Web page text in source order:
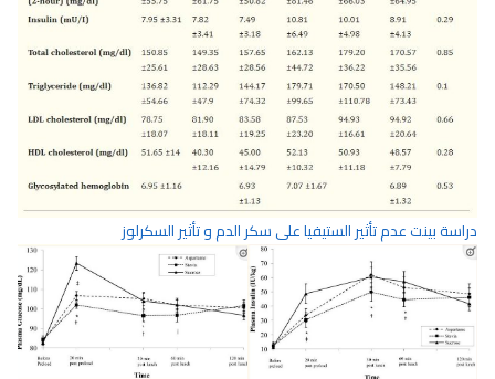
دراسة بينت عدم تأثير الستيفيا على سكر الدم و تأثير السكرلوز